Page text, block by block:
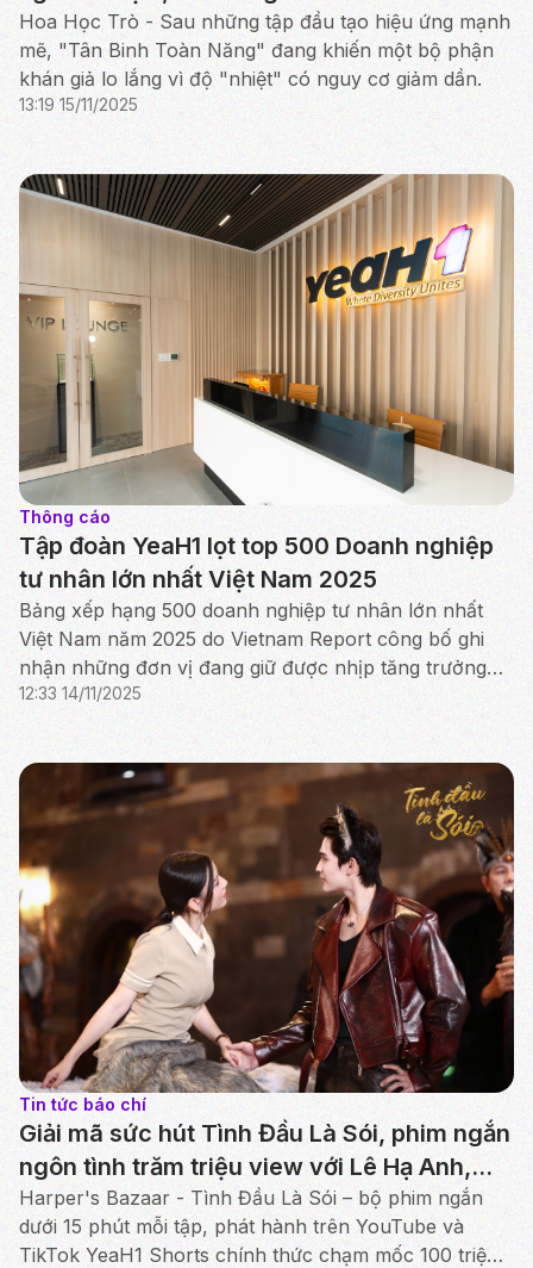
Hoa Học Trò - Sau những tập đầu tạo hiệu ứng mạnh
mẽ, "Tân Binh Toàn Năng" đang khiến một bộ phận
khán giả lo lắng vì độ "nhiệt" có nguy cơ giảm dần.
13:19 15/11/2025
Thông cáo
Tập đoàn YeaH1 lọt top 500 Doanh nghiệp
tư nhân lớn nhất Việt Nam 2025
Bảng xếp hạng 500 doanh nghiệp tư nhân lớn nhất
Việt Nam năm 2025 do Vietnam Report công bố ghi
nhận những đơn vị đang giữ được nhịp tăng trưởng
ổn định trong giai đoạn thị trường thay đổi nhanh.
12:33 14/11/2025
Tin tức báo chí
Giải mã sức hút Tình Đầu Là Sói, phim ngắn
ngôn tình trăm triệu view với Lê Hạ Anh,
Kang Chul
Harper's Bazaar - Tình Đầu Là Sói – bộ phim ngắn
dưới 15 phút mỗi tập, phát hành trên YouTube và
TikTok YeaH1 Shorts chính thức chạm mốc 100 triệu